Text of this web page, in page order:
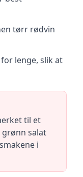
tørr rødvin
lenge, slik at
til et
salat
i